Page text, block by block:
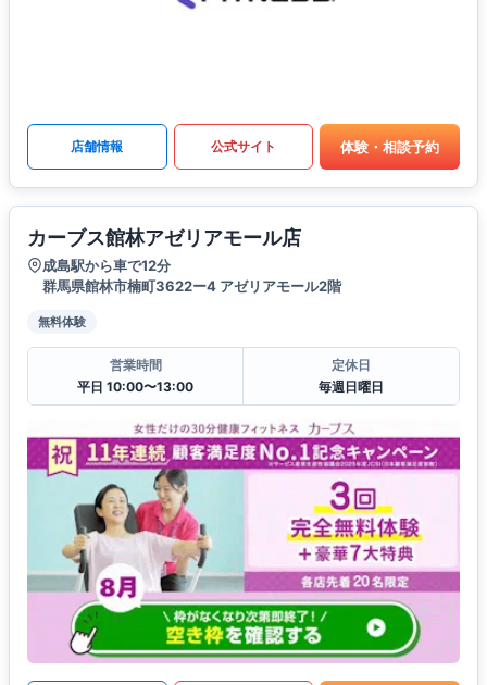
店舗情報 公式サイト 体験・相談予約
カーブス館林アゼリアモール店
成島駅から車で12分
群馬県館林市楠町3622ー4 アゼリアモール2階
無料体験
営業時間
平日 10:00〜13:00
定休日
毎週日曜日